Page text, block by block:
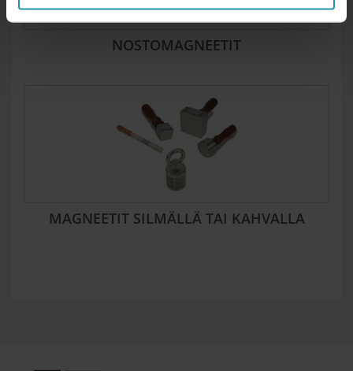
NOSTOMAGNEETIT
MAGNEETIT SILMÄLLÄ TAI KAHVALLA